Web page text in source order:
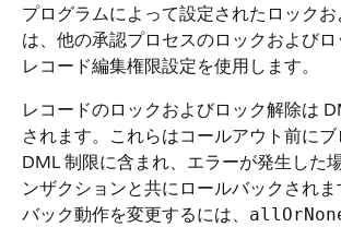
プログラムによって設定されたロック
は、他の承認プロセスのロックおよび
レコード編集権限設定を使用します。
レコードのロックおよびロック解除は
されます。これらはコールアウト前にブ
DML 制限に含まれ、エラーが発生した
ンザクションと共にロールバックされ
バック動作を変更するには、